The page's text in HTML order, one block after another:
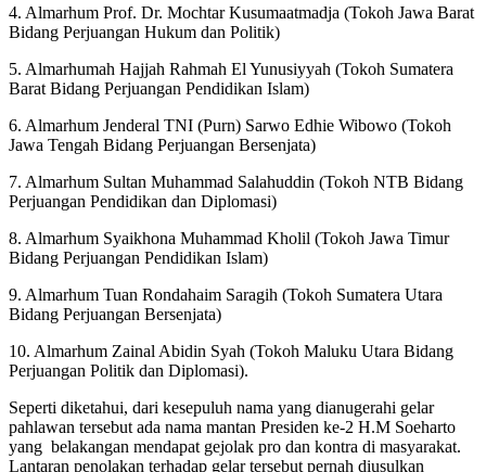
4. Almarhum Prof. Dr. Mochtar Kusumaatmadja (Tokoh Jawa Barat
Bidang Perjuangan Hukum dan Politik)
5. Almarhumah Hajjah Rahmah El Yunusiyyah (Tokoh Sumatera
Barat Bidang Perjuangan Pendidikan Islam)
6. ⁠Almarhum Jenderal TNI (Purn) Sarwo Edhie Wibowo (Tokoh
Jawa Tengah Bidang Perjuangan Bersenjata)
7. Almarhum Sultan Muhammad Salahuddin (Tokoh NTB Bidang
Perjuangan Pendidikan dan Diplomasi)
8. Almarhum Syaikhona Muhammad Kholil (Tokoh Jawa Timur
Bidang Perjuangan Pendidikan Islam)
9. Almarhum Tuan Rondahaim Saragih (Tokoh Sumatera Utara
Bidang Perjuangan Bersenjata)
10. Almarhum Zainal Abidin Syah (Tokoh Maluku Utara Bidang
Perjuangan Politik dan Diplomasi).
Seperti diketahui, dari kesepuluh nama yang dianugerahi gelar
pahlawan tersebut ada nama mantan Presiden ke-2 H.M Soeharto
yang belakangan mendapat gejolak pro dan kontra di masyarakat.
Lantaran penolakan terhadap gelar tersebut pernah diusulkan